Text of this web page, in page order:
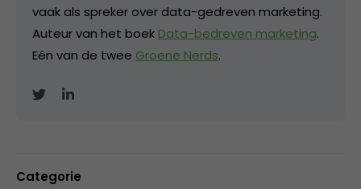
vaak als spreker over data-gedreven marketing.
Auteur van het boek Data-bedreven marketing.
Eén van de twee Groene Nerds.
Categorie